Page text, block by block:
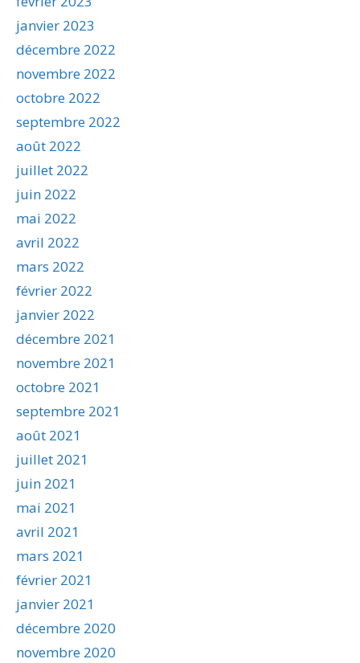
janvier 2023
décembre 2022
novembre 2022
octobre 2022
septembre 2022
août 2022
juillet 2022
juin 2022
mai 2022
avril 2022
mars 2022
février 2022
janvier 2022
décembre 2021
novembre 2021
octobre 2021
septembre 2021
août 2021
juillet 2021
juin 2021
mai 2021
avril 2021
mars 2021
février 2021
janvier 2021
décembre 2020
novembre 2020